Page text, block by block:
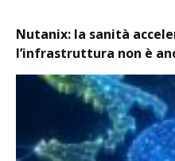
Nutanix: la sanità
l’infrastruttura non è